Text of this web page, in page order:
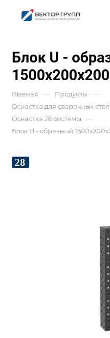
Блок U -
Главная — Продукты —
Оснастка для сварочных
Оснастка 28 системы —
Блок U - образный